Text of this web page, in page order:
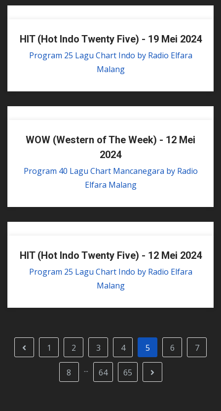
HIT (Hot Indo Twenty Five) - 19 Mei 2024
Program 25 Lagu Chart Indo by Radio Elfara
Malang
WOW (Western of The Week) - 12 Mei
2024
Program 40 Lagu Chart Mancanegara by Radio
Elfara Malang
HIT (Hot Indo Twenty Five) - 12 Mei 2024
Program 25 Lagu Chart Indo by Radio Elfara
Malang
1 2 3 4 5 6 7
8 ... 64 65